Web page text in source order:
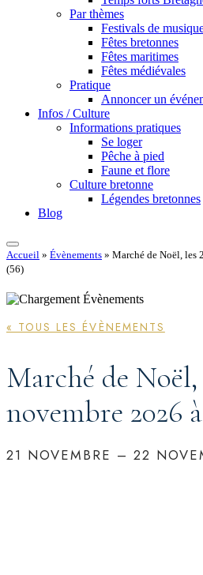
Par thèmes
Festivals de
Fêtes bretonnes
Fêtes maritimes
Fêtes médiévales
Pratique
Annoncer un
Infos / Culture
Informations pratiques
Se loger
Pêche à pied
Faune et flore
Culture bretonne
Légendes bretonnes
Blog
Accueil » Évènements » Marché de Noël, les
(56)
« TOUS LES ÉVÈNEMENTS
Marché de Noël,
novembre 2026
21 NOVEMBRE –22